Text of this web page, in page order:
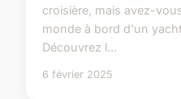
croisière, mais avez-
monde à bord d'un
Découvrez l...
6 février 2025